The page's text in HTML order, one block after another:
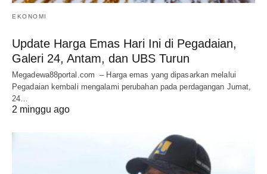
EKONOMI
Update Harga Emas Hari Ini di Pegadaian,
Galeri 24, Antam, dan UBS Turun
Megadewa88portal.com – Harga emas yang dipasarkan melalui
Pegadaian kembali mengalami perubahan pada perdagangan Jumat,
24…
2 minggu ago